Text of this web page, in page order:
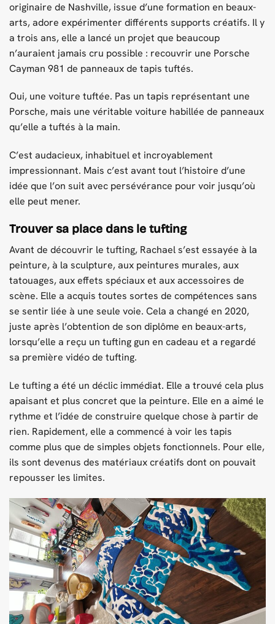
originaire de Nashville, issue d’une formation en beaux-
arts, adore expérimenter différents supports créatifs. Il y
a trois ans, elle a lancé un projet que beaucoup
n’auraient jamais cru possible : recouvrir une Porsche
Cayman 981 de panneaux de tapis tuftés.
Oui, une voiture tuftée. Pas un tapis représentant une
Porsche, mais une véritable voiture habillée de panneaux
qu’elle a tuftés à la main.
C’est audacieux, inhabituel et incroyablement
impressionnant. Mais c’est avant tout l’histoire d’une
idée que l’on suit avec persévérance pour voir jusqu’où
elle peut mener.
Trouver sa place dans le tufting
Avant de découvrir le tufting, Rachael s’est essayée à la
peinture, à la sculpture, aux peintures murales, aux
tatouages, aux effets spéciaux et aux accessoires de
scène. Elle a acquis toutes sortes de compétences sans
se sentir liée à une seule voie. Cela a changé en 2020,
juste après l’obtention de son diplôme en beaux-arts,
lorsqu’elle a reçu un tufting gun en cadeau et a regardé
sa première vidéo de tufting.
Le tufting a été un déclic immédiat. Elle a trouvé cela plus
apaisant et plus concret que la peinture. Elle en a aimé le
rythme et l’idée de construire quelque chose à partir de
rien. Rapidement, elle a commencé à voir les tapis
comme plus que de simples objets fonctionnels. Pour elle,
ils sont devenus des matériaux créatifs dont on pouvait
repousser les limites.